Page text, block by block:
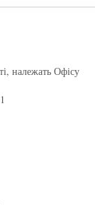
належать Офісу